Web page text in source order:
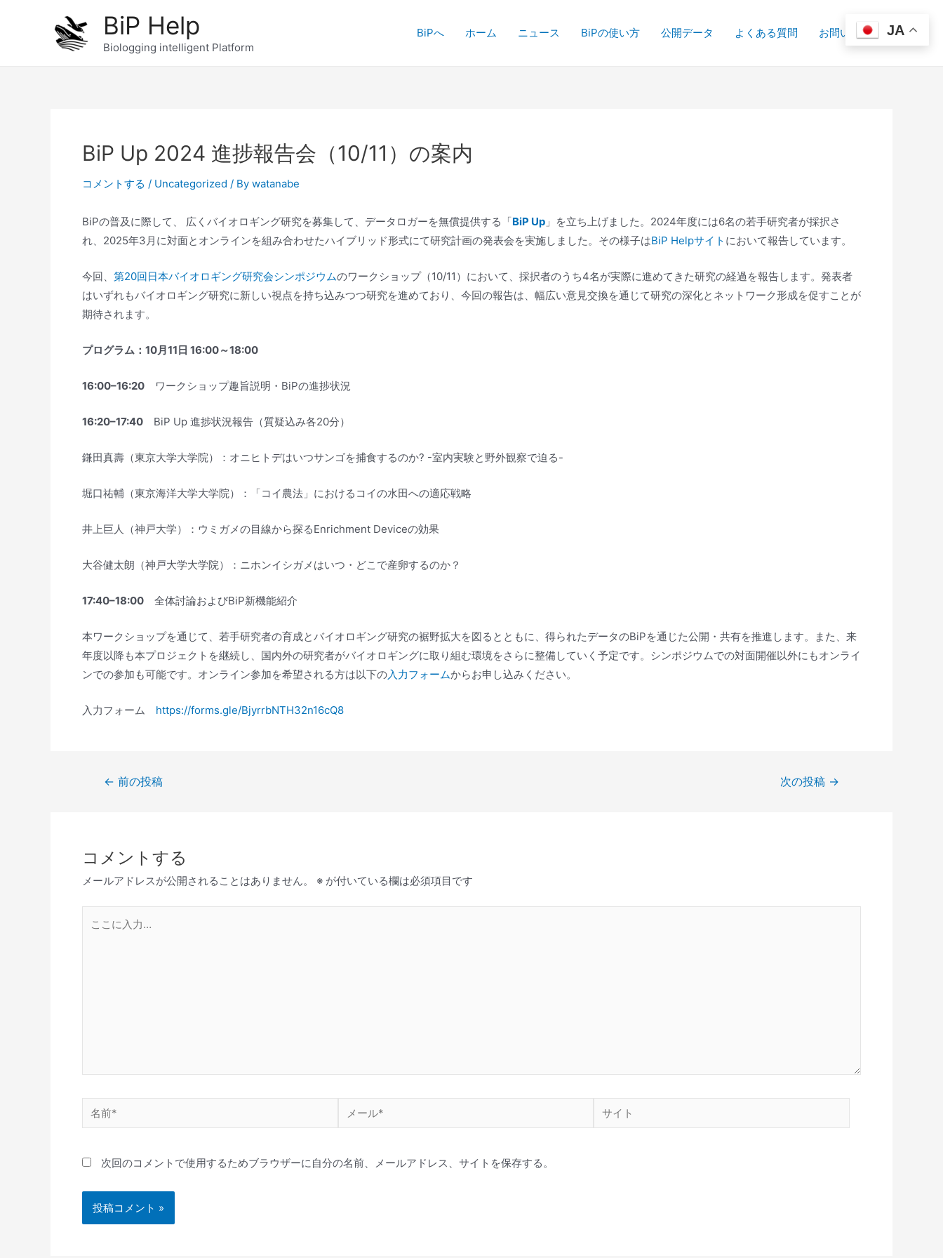
BiP Help
Biologging intelligent Platform
BiPへ ホーム ニュース BiPの使い方 公開データ よくある質問 お問い合わせ
BiP Up 2024 進捗報告会（10/11）の案内
コメントする / Uncategorized / By watanabe
BiPの普及に際して、 広くバイオロギング研究を募集して、データロガーを無償提供する「BiP Up 」を立ち上げました。2024年度には6名の若手研究者が採択さ
れ、2025年3月に対面とオンラインを組み合わせたハイブリッド形式にて研究計画の発表会を実施しました。その様子はBiP Helpサイト において報告しています。
今回、 第20回日本バイオロギング研究会シンポジウムのワークショップ（10/11）において、採択者のうち4名が実際に進めてきた研究の経過を報告します。発表者
はいずれもバイオロギング研究に新しい視点を持ち込みつつ研究を進めており、今回の報告は、幅広い意見交換を通じて研究の深化とネットワーク形成を促すことが
期待されます。
プログラム：10月11日 16:00～18:00
16:00–16:20 ワークショップ趣旨説明・BiPの進捗状況
16:20–17:40 BiP Up 進捗状況報告（質疑込み各20分）
鎌田真壽（東京大学大学院）：オニヒトデはいつサンゴを捕食するのか? -室内実験と野外観察で迫る-
堀口祐輔（東京海洋大学大学院）：「コイ農法」におけるコイの水田への適応戦略
井上巨人（神戸大学）：ウミガメの目線から探るEnrichment Deviceの効果
大谷健太朗（神戸大学大学院）：ニホンイシガメはいつ・どこで産卵するのか？
17:40–18:00 全体討論およびBiP新機能紹介
本ワークショップを通じて、若手研究者の育成とバイオロギング研究の裾野拡大を図るとともに、得られたデータのBiPを通じた公開・共有を推進します。また、来
年度以降も本プロジェクトを継続し、国内外の研究者がバイオロギングに取り組む環境をさらに整備していく予定です。シンポジウムでの対面開催以外にもオンライ
ンでの参加も可能です。オンライン参加を希望される方は以下の入力フォームからお申し込みください。
入力フォーム https://forms.gle/BjyrrbNTH32n16cQ8
ゲ
ー
ン
← 前の投稿 次の投稿 →
コメントする
メールアドレスが公開されることはありません。 ※ が付いている欄は必須項目です
前
ー
*
イ
次回のコメントで使用するためブラウザーに自分の名前、メールアドレス、サイトを保存する。
JA